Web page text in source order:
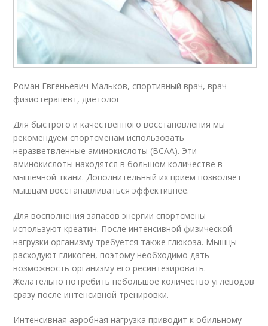
Роман Евгеньевич Мальков, спортивный врач, врач-
физиотерапевт, диетолог
Для быстрого и качественного восстановления мы
рекомендуем спортсменам использовать
неразветвленные аминокислоты (BCAA). Эти
аминокислоты находятся в большом количестве в
мышечной ткани. Дополнительный их прием позволяет
мышцам восстанавливаться эффективнее.
Для восполнения запасов энергии спортсмены
используют креатин. После интенсивной физической
нагрузки организму требуется также глюкоза. Мышцы
расходуют гликоген, поэтому необходимо дать
возможность организму его ресинтезировать.
Желательно потребить небольшое количество углеводов
сразу после интенсивной тренировки.
Интенсивная аэробная нагрузка приводит к обильному